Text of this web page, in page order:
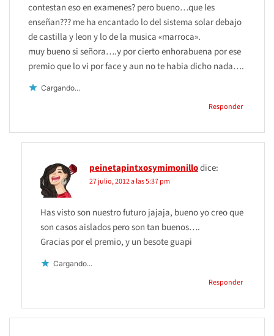
contestan eso en examenes? pero bueno…que les
enseñan??? me ha encantado lo del sistema solar debajo
de castilla y leon y lo de la musica «marroca».
muy bueno si señora….y por cierto enhorabuena por ese
premio que lo vi por face y aun no te habia dicho nada….
Cargando...
Responder
peinetapintxosymimonillodice:
27 julio, 2012 a las 5:37 pm
Has visto son nuestro futuro jajaja, bueno yo creo que
son casos aislados pero son tan buenos….
Gracias por el premio, y un besote guapi
Cargando...
Responder